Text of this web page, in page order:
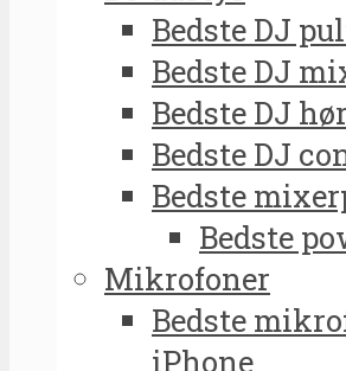
Bedste DJ
Bedste DJ
Bedste DJ
Bedste DJ
Bedste
Bedste
Mikrofoner
Bedste
iPhone